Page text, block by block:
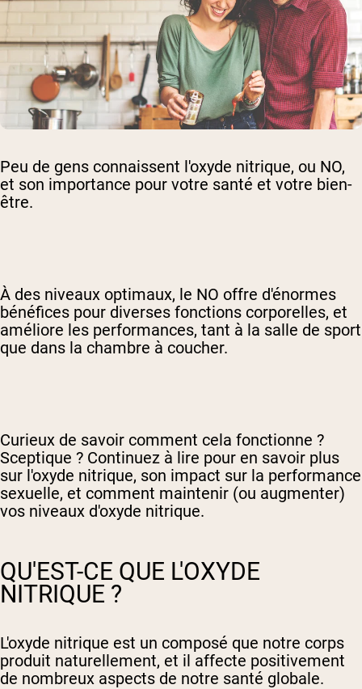
Peu de gens connaissent l'oxyde nitrique, ou NO,
et son importance pour votre santé et votre bien-
être.
À des niveaux optimaux, le NO offre d'énormes
bénéfices pour diverses fonctions corporelles, et
améliore les performances, tant à la salle de sport
que dans la chambre à coucher.
Curieux de savoir comment cela fonctionne ?
Sceptique ? Continuez à lire pour en savoir plus
sur l'oxyde nitrique, son impact sur la performance
sexuelle, et comment maintenir (ou augmenter)
vos niveaux d'oxyde nitrique.
QU'EST-CE QUE L'OXYDE
NITRIQUE ?
L'oxyde nitrique est un composé que notre corps
produit naturellement, et il affecte positivement
de nombreux aspects de notre santé globale.